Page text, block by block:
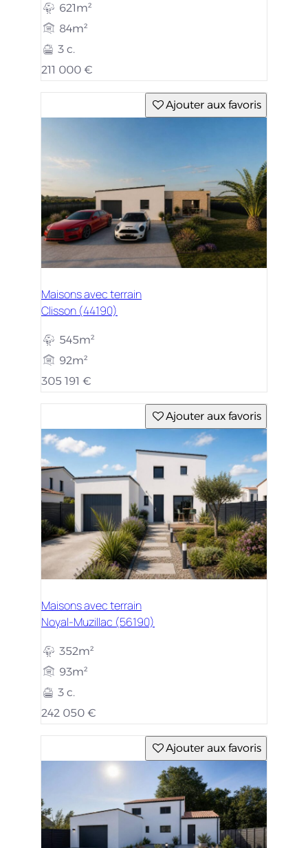
621m²
84m²
3 c.
211 000 €
Ajouter aux favoris
Maisons avec terrain
Clisson (44190)
545m²
92m²
305 191 €
Ajouter aux favoris
Maisons avec terrain
Noyal-Muzillac (56190)
352m²
93m²
3 c.
242 050 €
Ajouter aux favoris